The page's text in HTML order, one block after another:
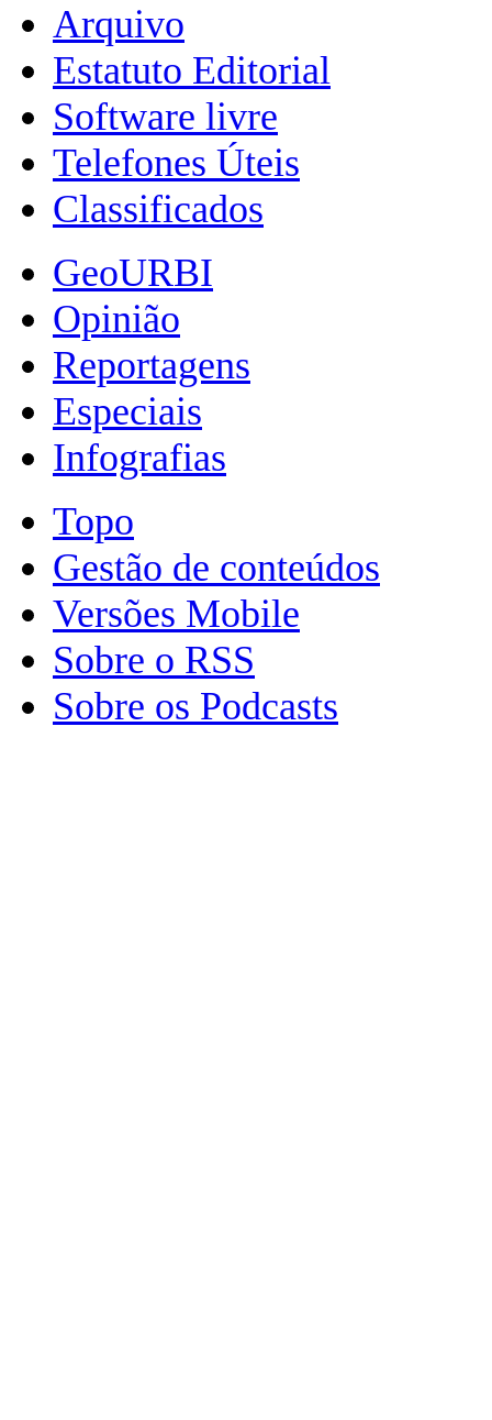
Arquivo
Estatuto Editorial
Software livre
Telefones Úteis
Classificados
GeoURBI
Opinião
Reportagens
Especiais
Infografias
Topo
Gestão de conteúdos
Versões Mobile
Sobre o RSS
Sobre os Podcasts